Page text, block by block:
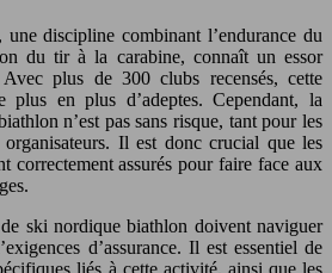
du tir à la carabine, connaît un essor
plus de 300 clubs recensés, cette
plus en plus d’adeptes. Cependant, la
n’est pas sans risque, tant pour les
Il est donc crucial que les
correctement assurés pour faire face aux
ski nordique biathlon doivent naviguer
d’assurance. Il est essentiel de
liés à cette activité, ainsi que les